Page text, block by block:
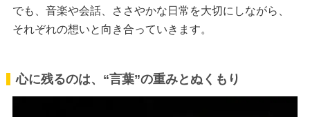
でも、音楽や会話、ささやかな日常を大切にしながら、
それぞれの想いと向き合っていきます。
心に残るのは、“言葉”の重みとぬくもり